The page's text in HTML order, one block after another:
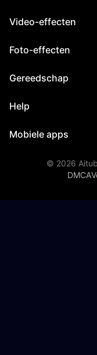
Video-effecten
Foto-effecten
Gereedschap
Help
Mobiele apps
© 2026
DMCA